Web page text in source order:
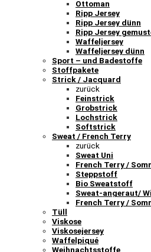
Ottoman
Ripp Jersey
Ripp Jersey dünn
Ripp Jersey
Waffeljersey
Waffeljersey dünn
Sport – und Badestoffe
Stoffpakete
Strick / Jacquard
zurück
Feinstrick
Grobstrick
Lochstrick
Softstrick
Sweat / French Terry
zurück
Sweat Uni
French Terry /
Steppstoff
Bio Sweatstoff
Sweat-angeraut/
French Terry /
Tüll
Viskose
Viskosejersey
Waffelpiqué
Weihnachtsstoffe